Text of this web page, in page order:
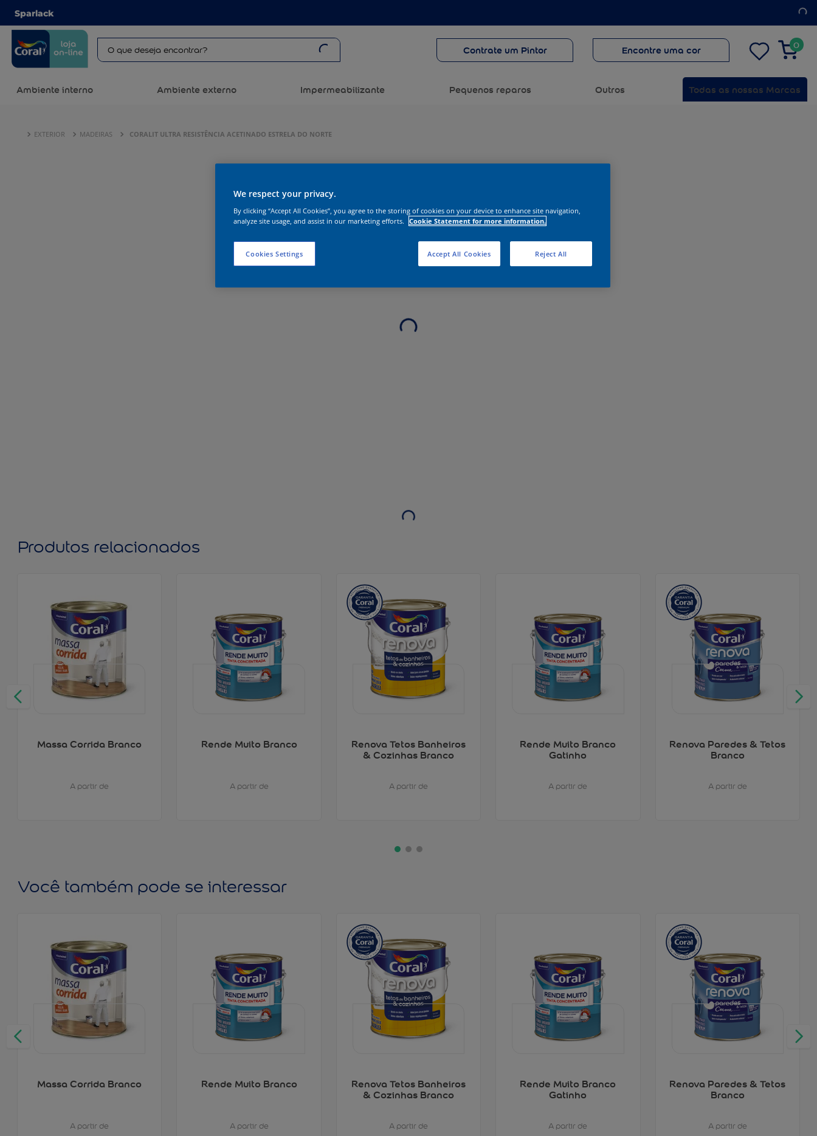
Sparlack
Contrate um Pintor Encontre uma cor 0
Ambiente interno Ambiente externo Impermeabilizante Pequenos reparos Outros Todas as nossas Marcas
EXTERIOR MADEIRAS CORALIT ULTRA RESISTÊNCIA ACETINADO ESTRELA DO NORTE
Produtos relacionados
Massa Corrida Branco
A partir de
Rende Muito Branco
A partir de
Renova Tetos Banheiros
& Cozinhas Branco
A partir de
Rende Muito Branco
Gatinho
A partir de
Renova Paredes & Tetos
Branco
A partir de
Você também pode se interessar
Massa Corrida Branco
A partir de
Rende Muito Branco
A partir de
Renova Tetos Banheiros
& Cozinhas Branco
A partir de
Rende Muito Branco
Gatinho
A partir de
Renova Paredes & Tetos
Branco
A partir de
We respect your privacy.
By clicking “Accept All Cookies”, you agree to the storing of cookies on your device to enhance site navigation,
analyze site usage, and assist in our marketing efforts. Cookie Statement for more information.
Cookies Settings Reject All
Accept All Cookies